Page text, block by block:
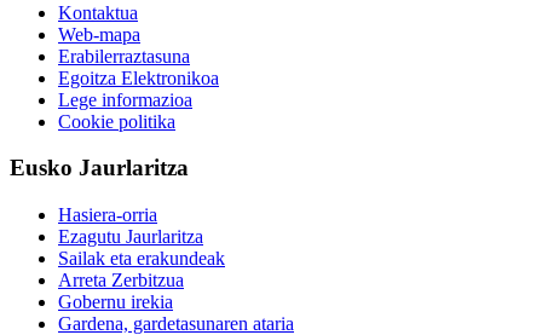
Kontaktua
Web-mapa
Erabilerraztasuna
Egoitza Elektronikoa
Lege informazioa
Cookie politika
Eusko Jaurlaritza
Hasiera-orria
Ezagutu Jaurlaritza
Sailak eta erakundeak
Arreta Zerbitzua
Gobernu irekia
Gardena, gardetasunaren ataria